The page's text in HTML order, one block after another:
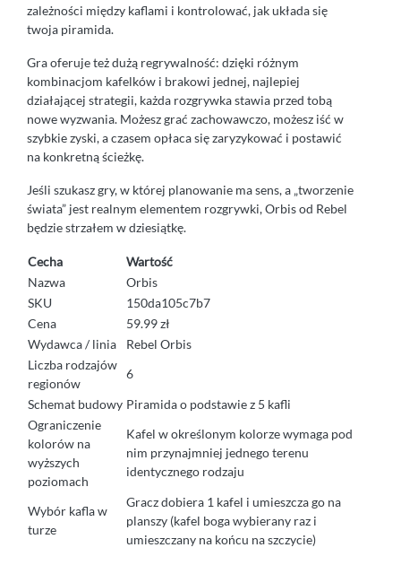
zależności między kaflami i kontrolować, jak układa się
twoja piramida.
Gra oferuje też dużą regrywalność: dzięki różnym
kombinacjom kafelków i brakowi jednej, najlepiej
działającej strategii, każda rozgrywka stawia przed tobą
nowe wyzwania. Możesz grać zachowawczo, możesz iść w
szybkie zyski, a czasem opłaca się zaryzykować i postawić
na konkretną ścieżkę.
Jeśli szukasz gry, w której planowanie ma sens, a „tworzenie
świata” jest realnym elementem rozgrywki, Orbis od Rebel
będzie strzałem w dziesiątkę.
Cecha
Wartość
Nazwa
Orbis
SKU
150da105c7b7
Cena
59.99 zł
Wydawca / linia
Rebel Orbis
Liczba rodzajów
regionów
6
Schemat budowy Piramida o podstawie z 5 kafli
Ograniczenie
kolorów na
wyższych
poziomach
Kafel w określonym kolorze wymaga pod
nim przynajmniej jednego terenu
identycznego rodzaju
Wybór kafla w
turze
Gracz dobiera 1 kafel i umieszcza go na
planszy (kafel boga wybierany raz i
umieszczany na końcu na szczycie)